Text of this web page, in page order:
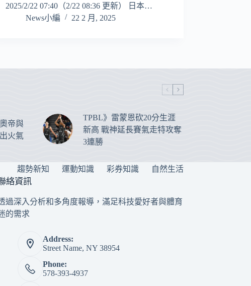
2025/2/22 07:40（2/22 08:36 更新） 日本…
News小編
22 2 月, 2025
帝與
火氣
TPBL》雷蒙恩砍20分生涯
新高 戰神延長賽氣走特攻奪
3連勝
趨勢新知 運動知識 彩券知識 自然生活
絡資訊
過深入分析和多角度報導，滿足科技愛好者與體育
的需求
Address:
Street Name, NY 38954
Phone:
578-393-4937